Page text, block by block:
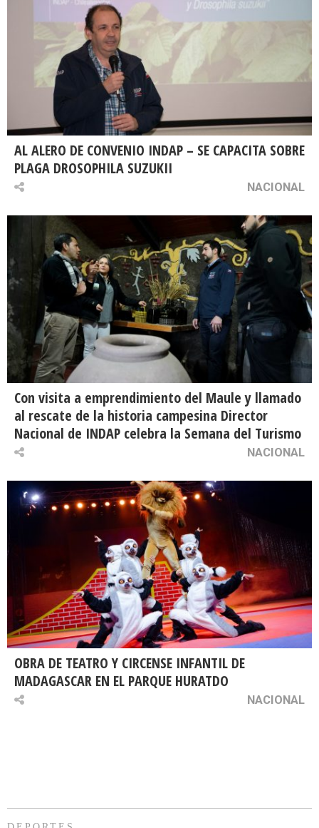
AL ALERO DE CONVENIO INDAP – SE CAPACITA SOBRE
PLAGA DROSOPHILA SUZUKII
NACIONAL
Con visita a emprendimiento del Maule y llamado
al rescate de la historia campesina Director
Nacional de INDAP celebra la Semana del Turismo
NACIONAL
OBRA DE TEATRO Y CIRCENSE INFANTIL DE
MADAGASCAR EN EL PARQUE HURATDO
NACIONAL